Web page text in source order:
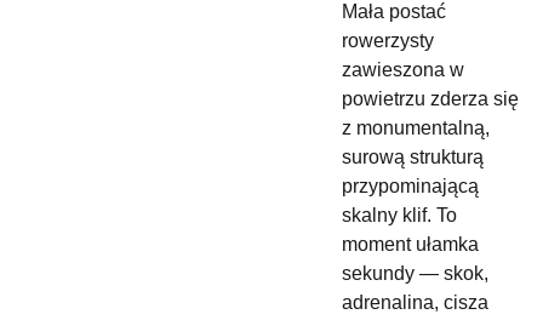
Mała postać
rowerzysty
zawieszona w
powietrzu zderza się
z monumentalną,
surową strukturą
przypominającą
skalny klif. To
moment ułamka
sekundy — skok,
adrenalina, cisza